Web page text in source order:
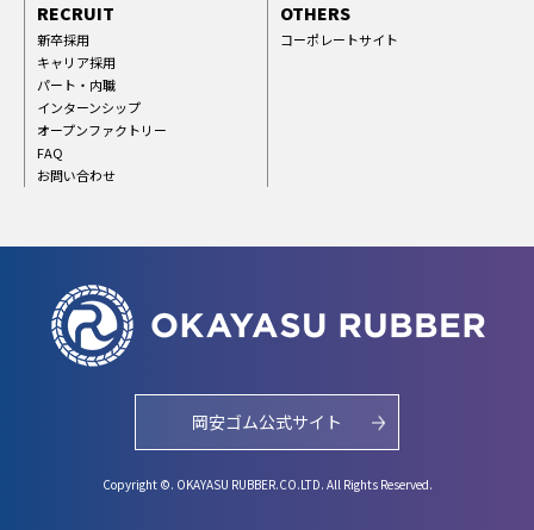
RECRUIT
新卒採用
キャリア採用
パート・内職
インターンシップ
オープンファクトリー
FAQ
お問い合わせ
OTHERS
コーポレートサイト
岡安ゴム公式サイト
Copyright ©. OKAYASU RUBBER.CO.LTD. All Rights Reserved.